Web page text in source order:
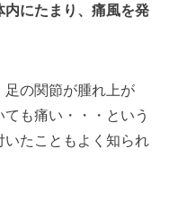
内にたまり、痛風を発
の関節が腫れ上が
も痛い・・・という
たこともよく知られ